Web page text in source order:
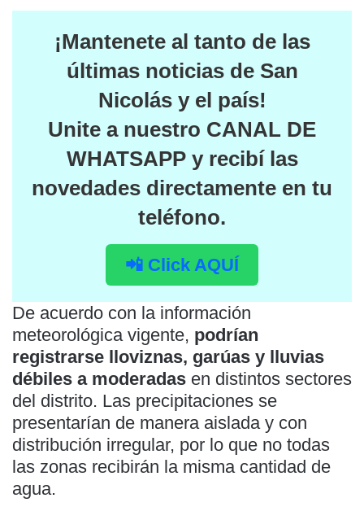
¡Mantenete al tanto de las
últimas noticias de San
Nicolás y el país!
Unite a nuestro CANAL DE
WHATSAPPy recibí las
novedades directamente en tu
teléfono.
📲 Click AQUÍ
De acuerdo con la información
meteorológica vigente, podrían
registrarse lloviznas, garúas y lluvias
débiles a moderadas en distintos sectores
del distrito. Las precipitaciones se
presentarían de manera aislada y con
distribución irregular, por lo que no todas
las zonas recibirán la misma cantidad de
agua.